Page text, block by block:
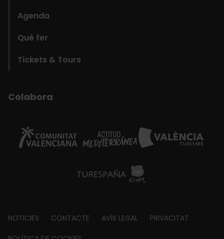
Agenda
Què fer
Tickets & Tours
Colabora
Footer
NOTICIES CONTACTE AVÍS LEGAL PRIVACITAT